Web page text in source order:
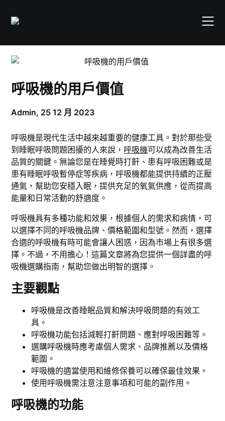
呼吸機的用戶價值
Admin, 25 12 月 2023
呼吸機是現代生活中越來越重要的健康工具。對於那些受
到睡眠呼吸問題困擾的人來說， 呼吸機可以成為改善生活
品質的關鍵。無論您是在睡覺時打鼾、患有呼吸困難或是
患有睡眠呼吸暫停症等疾病，呼吸機都能提供持續的正壓
通氣，幫助您安穩入眠，提供充足的氧氣供應，從而提高
能量和日常活動的舒適度。
呼吸機具有多種功能和效果，根據個人的需求和病情，可
以選擇不同的呼吸機品牌、價格範圍和型號。然而，選擇
合適的呼吸機有時可能會讓人困惑，因為市場上有很多選
擇。不過，不用擔心！這篇文章將為您提供一個詳盡的呼
吸機選購指南，幫助您做出明智的選擇。
主要觀點
呼吸機是改善睡眠品質和解決呼吸問題的有效工
具。
呼吸機功能包括減輕打鼾問題、應對呼吸困難等。
選購呼吸機時應考慮個人需求、品牌推薦以及價格
範圍。
呼吸機的適當使用和維修保養可以確保最佳效果。
使用呼吸機需注意注意事項和可能的副作用。
呼吸機的功能